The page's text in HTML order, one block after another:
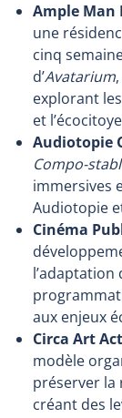
Ample Man
une
cinq
d’Avatarium
explorant
et
Audiotopie
Compo-
immersives
Audiotopie
Cinéma
l’adaptation
aux enjeux
Circa Art
modèle
préserver la
créant des